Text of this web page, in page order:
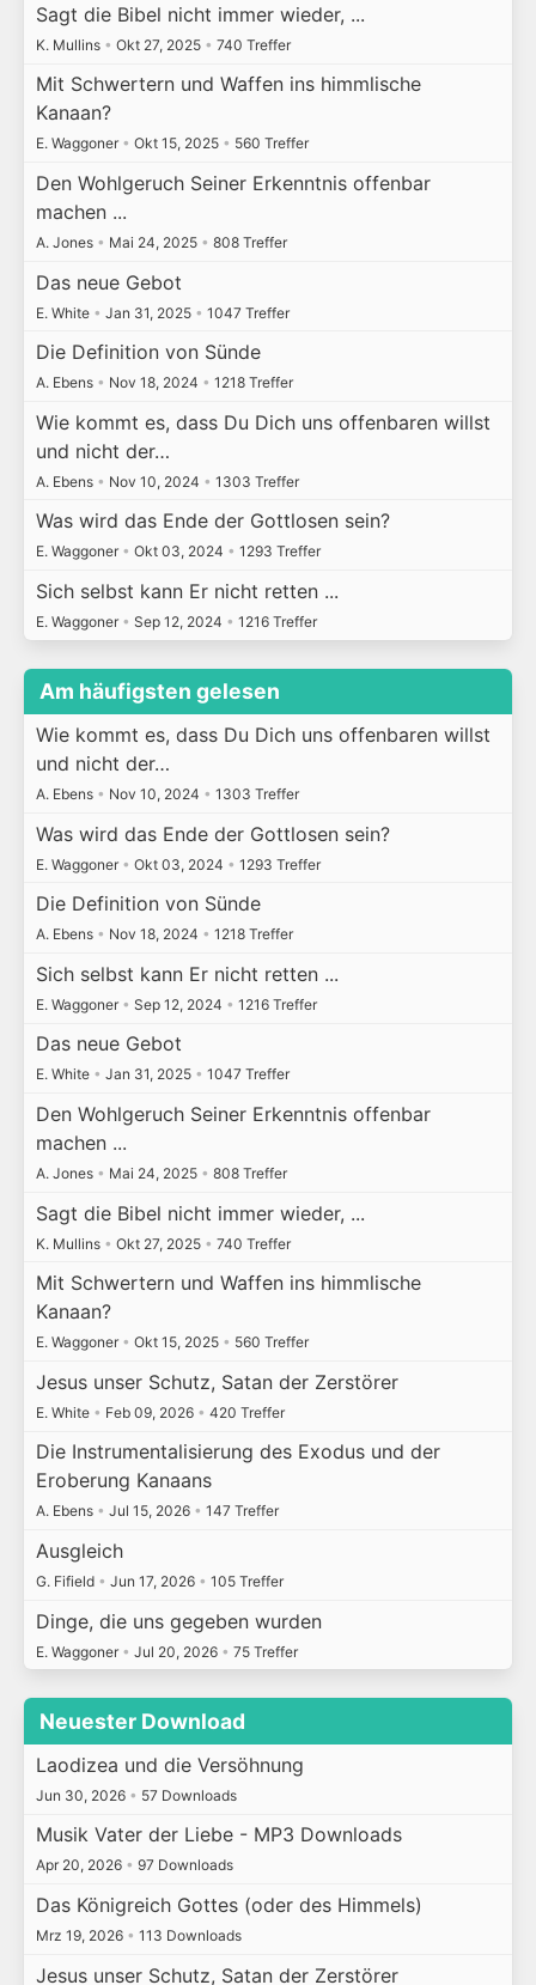
Sagt die Bibel nicht immer wieder, ...
K. Mullins • Okt 27, 2025 • 740 Treffer
Mit Schwertern und Waffen ins himmlische
Kanaan?
E. Waggoner • Okt 15, 2025 • 560 Treffer
Den Wohlgeruch Seiner Erkenntnis offenbar
machen ...
A. Jones • Mai 24, 2025 • 808 Treffer
Das neue Gebot
E. White • Jan 31, 2025 • 1047 Treffer
Die Definition von Sünde
A. Ebens • Nov 18, 2024 • 1218 Treffer
Wie kommt es, dass Du Dich uns offenbaren willst
und nicht der…
A. Ebens • Nov 10, 2024 • 1303 Treffer
Was wird das Ende der Gottlosen sein?
E. Waggoner • Okt 03, 2024 • 1293 Treffer
Sich selbst kann Er nicht retten ...
E. Waggoner • Sep 12, 2024 • 1216 Treffer
Am häufigsten gelesen
Wie kommt es, dass Du Dich uns offenbaren willst
und nicht der…
A. Ebens • Nov 10, 2024 • 1303 Treffer
Was wird das Ende der Gottlosen sein?
E. Waggoner • Okt 03, 2024 • 1293 Treffer
Die Definition von Sünde
A. Ebens • Nov 18, 2024 • 1218 Treffer
Sich selbst kann Er nicht retten ...
E. Waggoner • Sep 12, 2024 • 1216 Treffer
Das neue Gebot
E. White • Jan 31, 2025 • 1047 Treffer
Den Wohlgeruch Seiner Erkenntnis offenbar
machen ...
A. Jones • Mai 24, 2025 • 808 Treffer
Sagt die Bibel nicht immer wieder, ...
K. Mullins • Okt 27, 2025 • 740 Treffer
Mit Schwertern und Waffen ins himmlische
Kanaan?
E. Waggoner • Okt 15, 2025 • 560 Treffer
Jesus unser Schutz, Satan der Zerstörer
E. White • Feb 09, 2026 • 420 Treffer
Die Instrumentalisierung des Exodus und der
Eroberung Kanaans
A. Ebens • Jul 15, 2026 • 147 Treffer
Ausgleich
G. Fifield • Jun 17, 2026 • 105 Treffer
Dinge, die uns gegeben wurden
E. Waggoner • Jul 20, 2026 • 75 Treffer
Neuester Download
Laodizea und die Versöhnung
Jun 30, 2026 • 57 Downloads
Musik Vater der Liebe - MP3 Downloads
Apr 20, 2026 • 97 Downloads
Das Königreich Gottes (oder des Himmels)
Mrz 19, 2026 • 113 Downloads
Jesus unser Schutz, Satan der Zerstörer